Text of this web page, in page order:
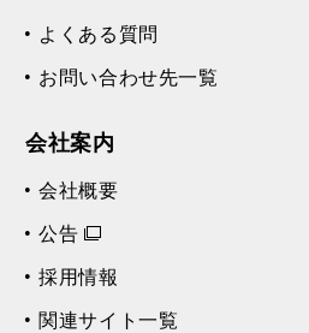
よくある質問
お問い合わせ先一覧
会社案内
会社概要
公告
採用情報
関連サイト一覧